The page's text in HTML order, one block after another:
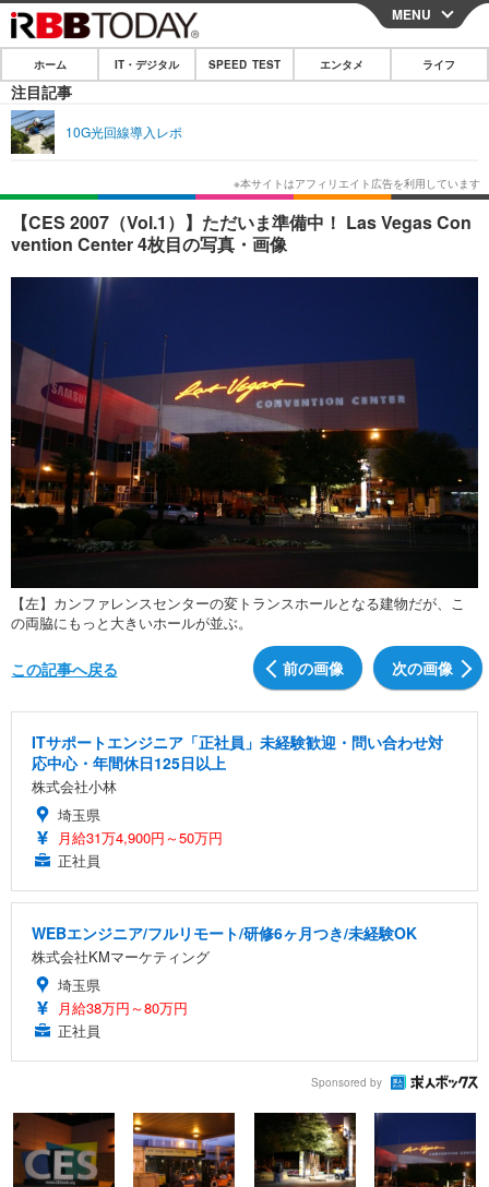
CLOSE
ホーム
IT・デジタル
ネタ ガジェット・ツール
ショッピング
エンタメ
エンタメTOP
韓流・K-POP
グラビア
ショッピング その他
ライフTOP
ペット
その他
リリース一覧
プッシュ通知の停止方法
MENU
ホーム IT・デジタル SPEED TEST エンタメ ライフ
注目記事
10G光回線導入レポ
【CES 2007（Vol.1）】ただいま準備中！ Las Vegas Con
vention Center 4枚目の写真・画像
【左】カンファレンスセンターの変トランスホールとなる建物だが、こ
の両脇にもっと大きいホールが並ぶ。
前の画像 次の画像
この記事へ戻る
ITサポートエンジニア「正社員」未経験歓迎・問い合わせ対
応中心・年間休日125日以上
株式会社小林
埼玉県
月給31万4,900円～50万円
正社員
WEBエンジニア/フルリモート/研修6ヶ月つき/未経験OK
株式会社KMマーケティング
埼玉県
月給38万円～80万円
正社員
Sponsored by